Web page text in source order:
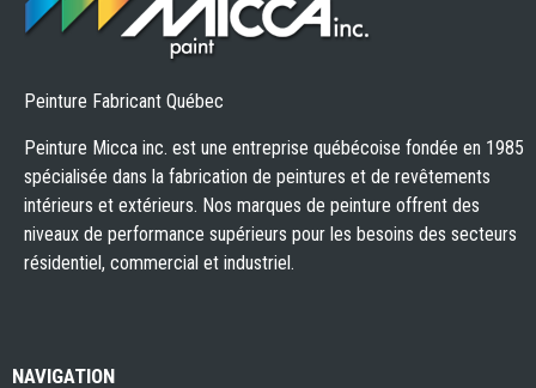
Peinture Fabricant Québec
Peinture Micca inc. est une entreprise québécoise fondée en 1985
spécialisée dans la fabrication de peintures et de revêtements
intérieurs et extérieurs. Nos marques de peinture offrent des
niveaux de performance supérieurs pour les besoins des secteurs
résidentiel, commercial et industriel.
NAVIGATION